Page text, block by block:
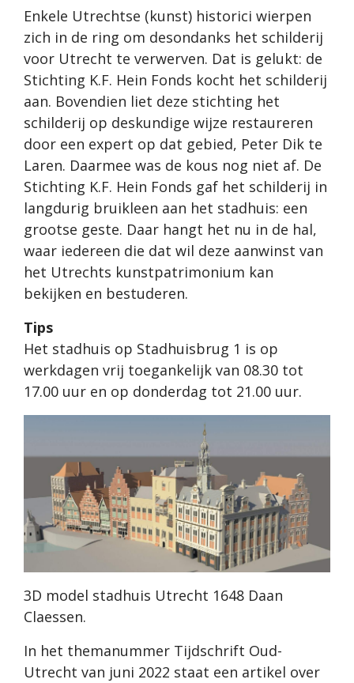
Enkele Utrechtse (kunst) historici wierpen
zich in de ring om desondanks het schilderij
voor Utrecht te verwerven. Dat is gelukt: de
Stichting K.F. Hein Fonds kocht het schilderij
aan. Bovendien liet deze stichting het
schilderij op deskundige wijze restaureren
door een expert op dat gebied, Peter Dik te
Laren. Daarmee was de kous nog niet af. De
Stichting K.F. Hein Fonds gaf het schilderij in
langdurig bruikleen aan het stadhuis: een
grootse geste. Daar hangt het nu in de hal,
waar iedereen die dat wil deze aanwinst van
het Utrechts kunstpatrimonium kan
bekijken en bestuderen.
Tips
Het stadhuis op Stadhuisbrug 1 is op
werkdagen vrij toegankelijk van 08.30 tot
17.00 uur en op donderdag tot 21.00 uur.
3D model stadhuis Utrecht 1648 Daan
Claessen.
In het themanummer Tijdschrift Oud-
Utrecht van juni 2022 staat een artikel over